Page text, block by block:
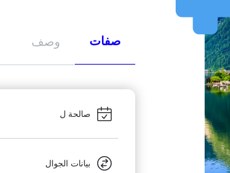
صفات وصف
صالحة ل
بيانات الجوال